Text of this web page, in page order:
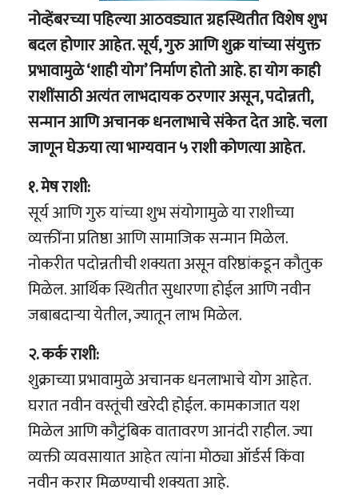
नोव्हेंबरच्या पहिल्या आठवड्यात ग्रहस्थितीत विशेष शुभ
बदल होणार आहेत. सूर्य, गुरु आणि शुक्र यांच्या संयुक्त
प्रभावामुळे ‘शाही योग’ निर्माण होतो आहे. हा योग काही
राशींसाठी अत्यंत लाभदायक ठरणार असून, पदोन्नती,
सन्मान आणि अचानक धनलाभाचे संकेत देत आहे. चला
जाणून घेऊया त्या भाग्यवान ५ राशी कोणत्या आहेत.
१. मेष राशी:
सूर्य आणि गुरु यांच्या शुभ संयोगामुळे या राशीच्या
व्यक्तींना प्रतिष्ठा आणि सामाजिक सन्मान मिळेल.
नोकरीत पदोन्नतीची शक्यता असून वरिष्ठांकडून कौतुक
मिळेल. आर्थिक स्थितीत सुधारणा होईल आणि नवीन
जबाबदाऱ्या येतील, ज्यातून लाभ मिळेल.
२. कर्क राशी:
शुक्राच्या प्रभावामुळे अचानक धनलाभाचे योग आहेत.
घरात नवीन वस्तूंची खरेदी होईल. कामकाजात यश
मिळेल आणि कौटुंबिक वातावरण आनंदी राहील. ज्या
व्यक्ती व्यवसायात आहेत त्यांना मोठ्या ऑर्डर्स किंवा
नवीन करार मिळण्याची शक्यता आहे.